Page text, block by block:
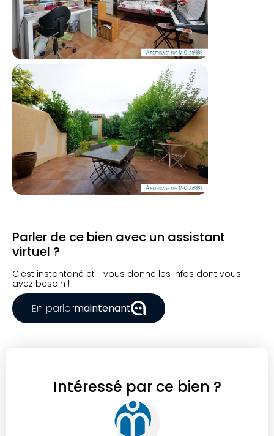
Parler de ce bien avec un assistant
virtuel ?
C'est instantané et il vous donne les infos dont vous
avez besoin !
En parlermaintenant
Intéressé par ce bien ?